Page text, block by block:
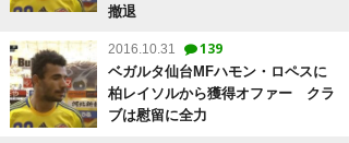
撤退
2016.10.31 139
ベガルタ仙台MFハモン・ロペスに
柏レイソルから獲得オファー クラ
ブは慰留に全力